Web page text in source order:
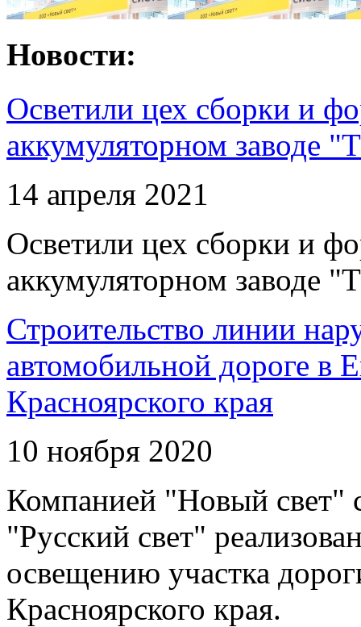
Новости:
Осветили цех сборки и
аккумуляторном заводе
14 апреля 2021
Осветили цех сборки и
аккумуляторном заводе
Строительство линии
автомобильной дороге в
Красноярского края
10 ноября 2020
Компанией "Новый свет"
"Русский свет"
освещению участка
Красноярского края.